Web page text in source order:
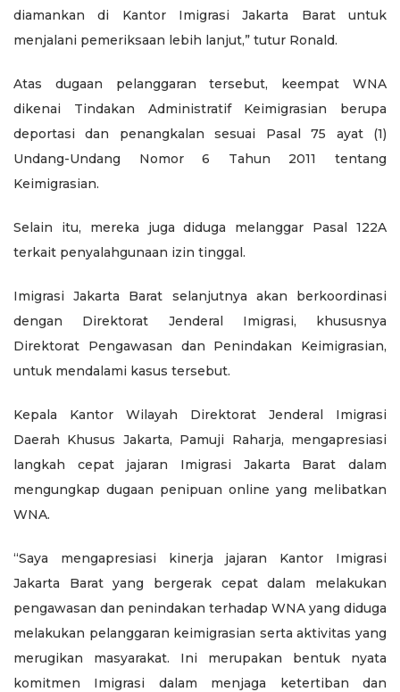
diamankan di Kantor Imigrasi Jakarta Barat untuk
menjalani pemeriksaan lebih lanjut,” tutur Ronald.
Atas dugaan pelanggaran tersebut, keempat WNA
dikenai Tindakan Administratif Keimigrasian berupa
deportasi dan penangkalan sesuai Pasal 75 ayat (1)
Undang-Undang Nomor 6 Tahun 2011 tentang
Keimigrasian.
Selain itu, mereka juga diduga melanggar Pasal 122A
terkait penyalahgunaan izin tinggal.
Imigrasi Jakarta Barat selanjutnya akan berkoordinasi
dengan Direktorat Jenderal Imigrasi, khususnya
Direktorat Pengawasan dan Penindakan Keimigrasian,
untuk mendalami kasus tersebut.
Kepala Kantor Wilayah Direktorat Jenderal Imigrasi
Daerah Khusus Jakarta, Pamuji Raharja, mengapresiasi
langkah cepat jajaran Imigrasi Jakarta Barat dalam
mengungkap dugaan penipuan online yang melibatkan
WNA.
“Saya mengapresiasi kinerja jajaran Kantor Imigrasi
Jakarta Barat yang bergerak cepat dalam melakukan
pengawasan dan penindakan terhadap WNA yang diduga
melakukan pelanggaran keimigrasian serta aktivitas yang
merugikan masyarakat. Ini merupakan bentuk nyata
komitmen Imigrasi dalam menjaga ketertiban dan